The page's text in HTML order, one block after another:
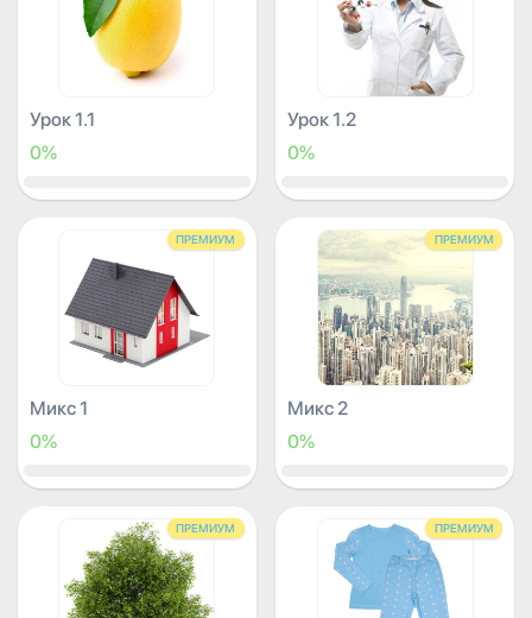
Урок 1.1
0%
Урок 1.2
0%
ПРЕМИУМ
Микс 1
0%
ПРЕМИУМ
Микс 2
0%
ПРЕМИУМ ПРЕМИУМ